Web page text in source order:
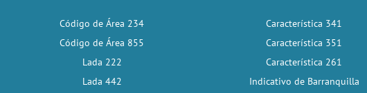
Código de Área 234
Código de Área 855
Lada 222
Lada 442
Característica 341
Característica 351
Característica 261
Indicativo de Barranquilla